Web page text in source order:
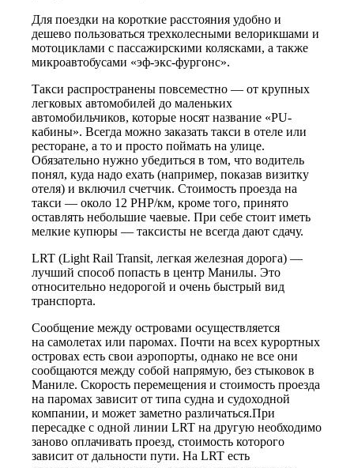
Для поездки на короткие расстояния удобно и
дешево пользоваться трехколесными велорикшами и
мотоциклами с пассажирскими колясками, а также
микроавтобусами «эф-экс-фургонс».
Такси распространены повсеместно — от крупных
легковых автомобилей до маленьких
автомобильчиков, которые носят название «PU-
кабины». Всегда можно заказать такси в отеле или
ресторане, а то и просто поймать на улице.
Обязательно нужно убедиться в том, что водитель
понял, куда надо ехать (например, показав визитку
отеля) и включил счетчик. Стоимость проезда на
такси — около 12 PHP/км, кроме того, принято
оставлять небольшие чаевые. При себе стоит иметь
мелкие купюры — таксисты не всегда дают сдачу.
LRT (Light Rail Transit, легкая железная дорога) —
лучший способ попасть в центр Манилы. Это
относительно недорогой и очень быстрый вид
транспорта.
Сообщение между островами осуществляется
на самолетах или паромах. Почти на всех курортных
островах есть свои аэропорты, однако не все они
сообщаются между собой напрямую, без стыковок в
Маниле. Скорость перемещения и стоимость проезда
на паромах зависит от типа судна и судоходной
компании, и может заметно различаться.При
пересадке с одной линии LRT на другую необходимо
заново оплачивать проезд, стоимость которого
зависит от дальности пути. На LRT есть